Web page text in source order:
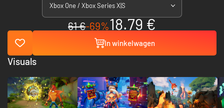
Xbox One / Xbox Series X|S
61 €-69%18.79 €
In winkelwagen
Visuals